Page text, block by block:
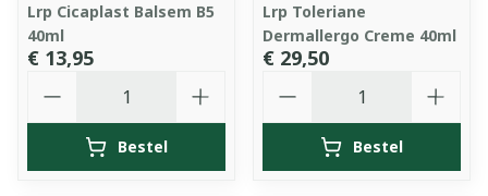
Lrp Cicaplast Balsem B5
40ml
€ 13,95
Bestel
Lrp Toleriane
Dermallergo Creme 40ml
€ 29,50
Bestel